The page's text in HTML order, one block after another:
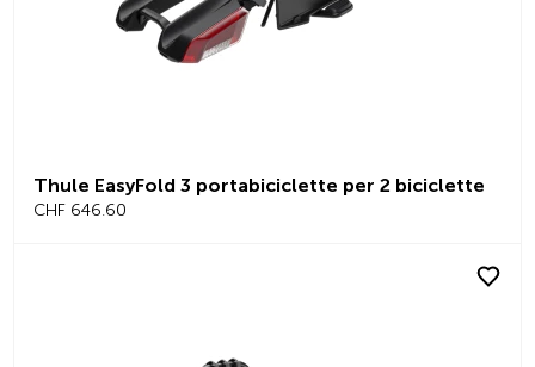
Thule EasyFold 3 portabiciclette per 2 biciclette
CHF 646.60